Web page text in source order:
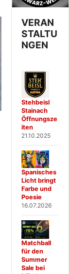
VERAN
STALTU
NGEN
Stehbeisl
Stainach
Öffnungsze
iten
21.10.2025
Spanisches
Licht bringt
Farbe und
Poesie
16.07.2026
Matchball
für den
Summer
Sale bei